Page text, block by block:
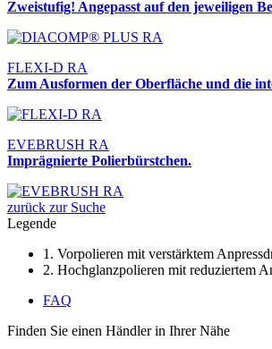
Zweistufig! Angepasst auf den jeweiligen
FLEXI-D RA
Zum Ausformen der Oberfläche und die
EVEBRUSH RA
Imprägnierte Polierbürstchen.
zurück zur Suche
Legende
1. Vorpolieren mit verstärktem
2. Hochglanzpolieren mit reduziertem
FAQ
Finden Sie einen Händler in Ihrer Nähe